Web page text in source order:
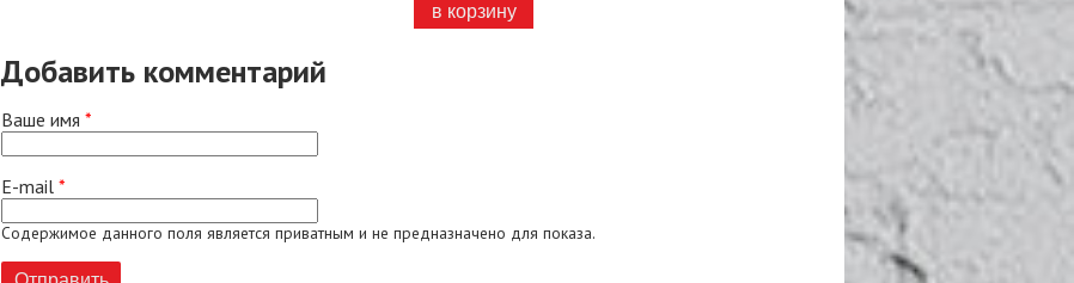
Добавить комментарий
Ваше имя *
E-mail *
Содержимое данного поля является приватным и не предназначено для показа.